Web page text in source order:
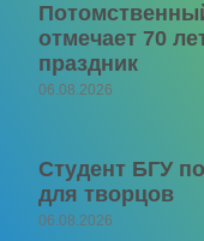
отмечает 70
праздник
06.08.2026
Студент БГУ
для творцов
06.08.2026